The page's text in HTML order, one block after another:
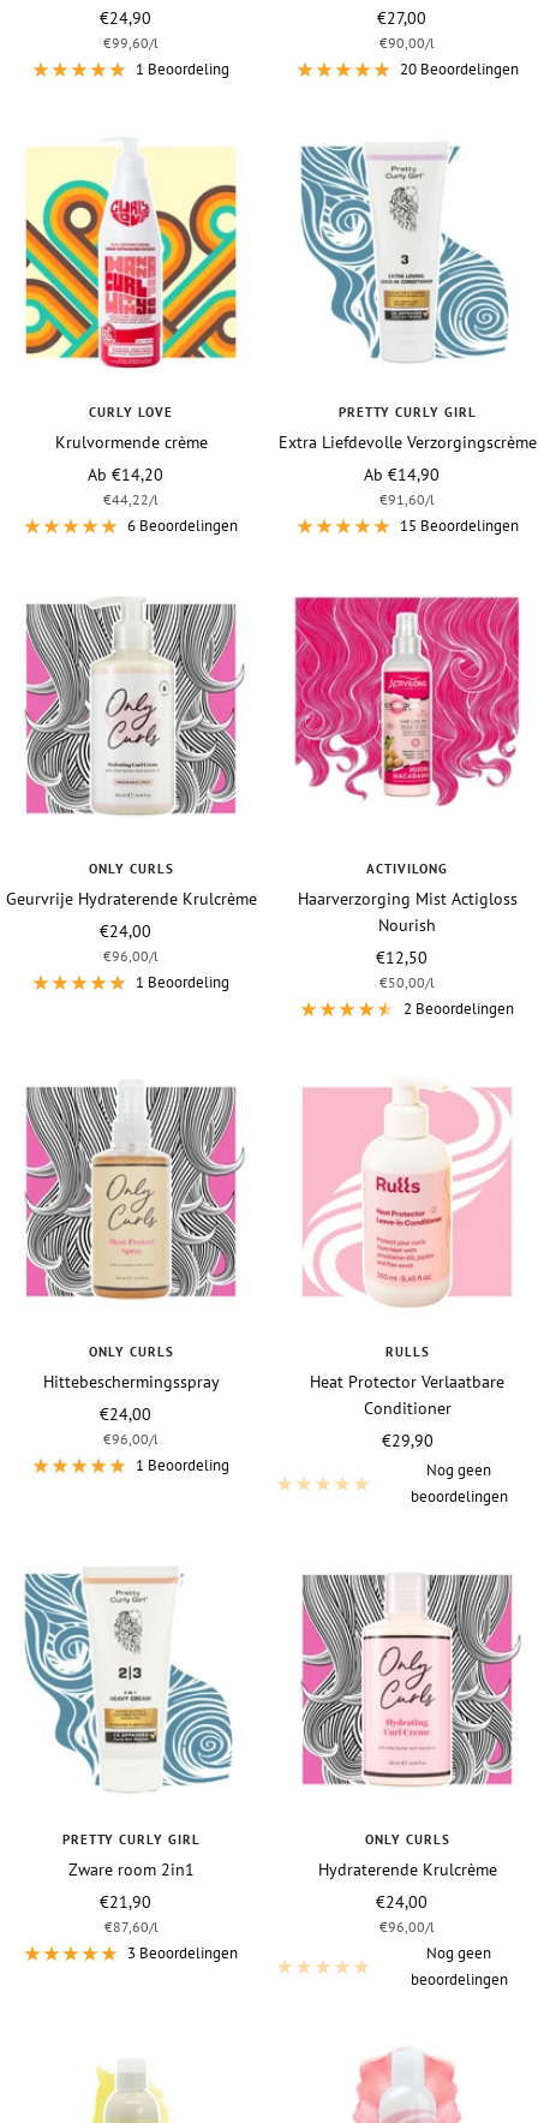
Vraagprijs
€24,90
€99,60/l
1 Beoordeling
Vraagprijs
€27,00
€90,00/l
20 Beoordelingen
CURLY LOVE
Krulvormende crème
Vraagprijs
Ab €14,20
€44,22/l
6 Beoordelingen
PRETTY CURLY GIRL
Extra Liefdevolle Verzorgingscrème
Vraagprijs
Ab €14,90
€91,60/l
15 Beoordelingen
ONLY CURLS
Geurvrije Hydraterende Krulcrème
Vraagprijs
€24,00
€96,00/l
1 Beoordeling
ACTIVILONG
Haarverzorging Mist Actigloss
Nourish
Vraagprijs
€12,50
€50,00/l
2 Beoordelingen
ONLY CURLS
Hittebeschermingsspray
Vraagprijs
€24,00
€96,00/l
1 Beoordeling
RULLS
Heat Protector Verlaatbare
Conditioner
Vraagprijs
€29,90
Nog geen
beoordelingen
PRETTY CURLY GIRL
Zware room 2in1
Vraagprijs
€21,90
€87,60/l
3 Beoordelingen
ONLY CURLS
Hydraterende Krulcrème
Vraagprijs
€24,00
€96,00/l
Nog geen
beoordelingen